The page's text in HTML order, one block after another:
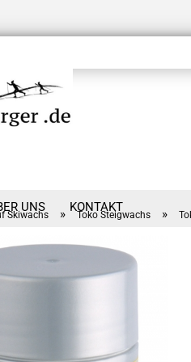
UNS KONTAKT
Skiwachs » Toko Steigwachs »